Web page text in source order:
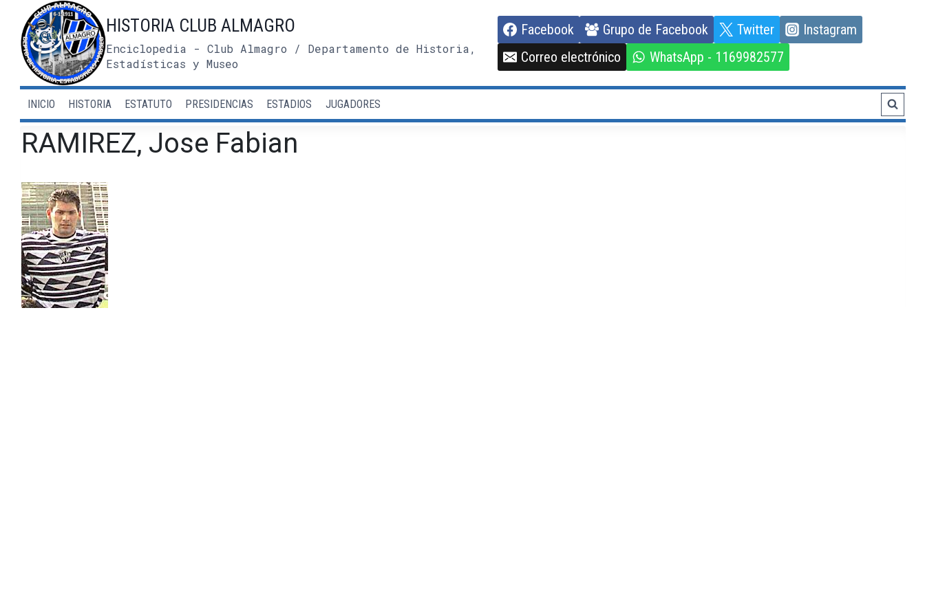
contenido
HISTORIA CLUB ALMAGRO
Enciclopedia - Club Almagro / Departamento de Historia,
Estadísticas y Museo
Facebook Grupo de Facebook Twitter
Instagram
Correo electrónico
WhatsApp - 1169982577
INICIO HISTORIA ESTATUTO PRESIDENCIAS ESTADIOS JUGADORES
RAMIREZ, Jose Fabian